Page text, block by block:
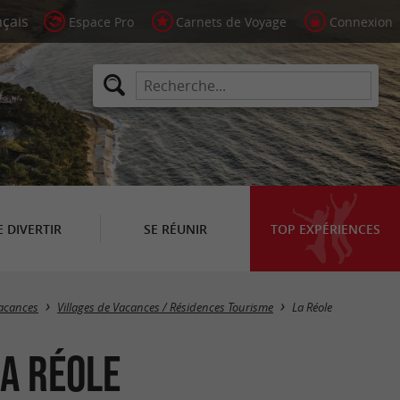
Espace Pro Carnets de Voyage Connexion
DIVERTIR SE RÉUNIR TOP EXPÉRIENCES
Masquer la carte
Villages de Vacances / Résidences Tourisme La Réole
Réole